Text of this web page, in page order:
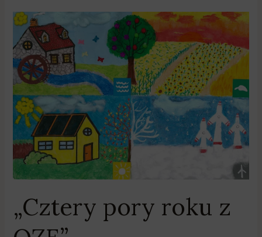
„Cztery pory roku z
„Cztery
pory
roku
OZE”